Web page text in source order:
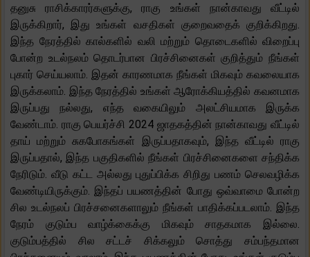
தனுசு ராசிக்காரர்களுக்கு, ராகு உங்கள் நான்காவது வீட்டில்
இருக்கிறார், இது உங்கள் வசதிகள் குறைவதைக் குறிக்கிறது.
இந்த நேரத்தில் கால்களில் வலி மற்றும் தொடைகளில் விறைப்பு
போன்ற உடல்நலம் தொடர்பான பிரச்சினைகள் குறித்தும் நீங்கள்
புகார் செய்யலாம். இதன் காரணமாக நீங்கள் மிகவும் கவலையாக
இருக்கலாம். இந்த நேரத்தில் உங்கள் ஆரோக்கியத்தில் கவனமாக
இருப்பது நல்லது, எந்த வகையிலும் அலட்சியமாக இருக்க
வேண்டாம். ராகு பெயர்ச்சி 2024 ஜாதகத்தின் நான்காவது வீட்டில்
தாய் மற்றும் சுகபோகங்கள் இருப்பதாகவும், இந்த வீட்டில் ராகு
இருப்பதால், இந்த பகுதிகளில் நீங்கள் பிரச்சினைகளை சந்திக்க
நேரிடும். வீடு கட்ட அல்லது புதுப்பிக்க சிறிது பணம் செலவழிக்க
வேண்டியிருக்கும். இந்தப் பயணத்தின் போது ஒவ்வாமை போன்ற
சில உடல்நலப் பிரச்சனைகளாலும் நீங்கள் பாதிக்கப்படலாம். இந்த
நேரம் குடும்ப வாழ்க்கைக்கு மிகவும் சாதகமாக இல்லை.
குடும்பத்தில் சில சட்டச் சிக்கலும் சொத்து சம்பந்தமான